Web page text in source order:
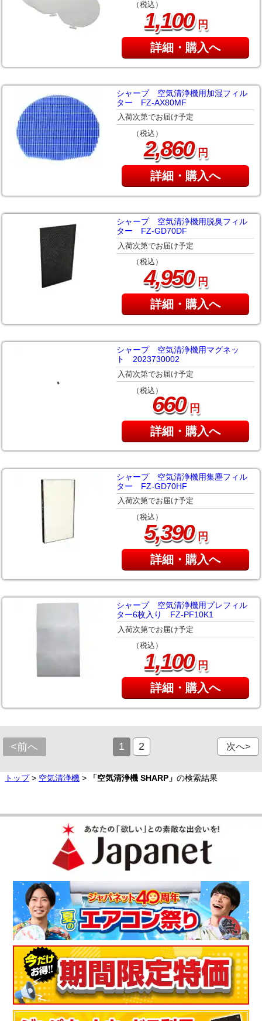
（税込）
1,100円
詳細・購入へ
シャープ 空気清浄機用加湿フィル
ター FZ-AX80MF
入荷次第でお届け予定
（税込）
2,860円
詳細・購入へ
シャープ 空気清浄機用脱臭フィル
ター FZ-GD70DF
入荷次第でお届け予定
（税込）
4,950円
詳細・購入へ
シャープ 空気清浄機用マグネッ
ト 2023730002
入荷次第でお届け予定
（税込）
660円
詳細・購入へ
シャープ 空気清浄機用集塵フィル
ター FZ-GD70HF
入荷次第でお届け予定
（税込）
5,390円
詳細・購入へ
シャープ 空気清浄機用プレフィル
ター6枚入り FZ-PF10K1
入荷次第でお届け予定
（税込）
1,100円
詳細・購入へ
<前へ 1 2 次へ>
トップ> 空気清浄機 > 「空気清浄機 SHARP」 の検索結果